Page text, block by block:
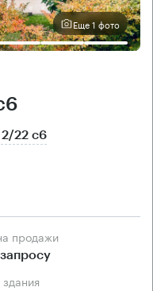
Еще 1 фото
2/22 с6
продажи
здания